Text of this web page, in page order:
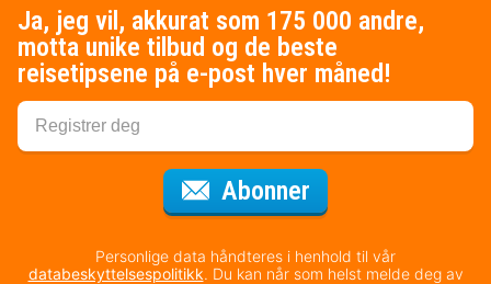
Ja, jeg vil, akkurat som 175 000 andre,
motta unike tilbud og de beste
reisetipsene på e-post hver måned!
Abonner
Personlige data håndteres i henhold til vår
databeskyttelsespolitikk. Du kan når som helst melde deg av